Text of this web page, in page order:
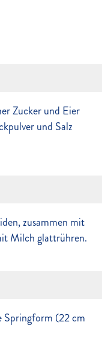
Zucker und Eier
und Salz
zusammen mit
Milch glattrühren.
Springform (22 cm